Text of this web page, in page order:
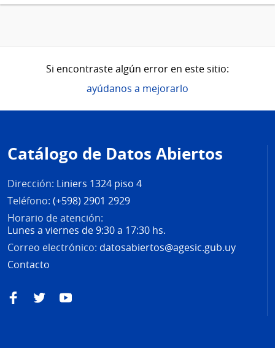
Si encontraste algún error en este sitio:
ayúdanos a mejorarlo
de
página
Catálogo de Datos Abiertos
Dirección: Liniers 1324 piso 4
Teléfono: (+598) 2901 2929
Horario de atención:
Lunes a viernes de 9:30 a 17:30 hs.
Correo electrónico: datosabiertos@agesic.gub.uy
Contacto
FacebookTwitterYouTube